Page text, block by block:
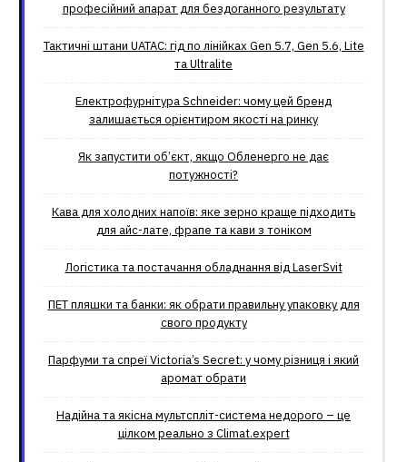
професійний апарат для бездоганного результату
Тактичні штани UATAC: гід по лінійках Gen 5.7, Gen 5.6, Lite
та Ultralite
Електрофурнітура Schneider: чому цей бренд
залишається орієнтиром якості на ринку
Як запустити об’єкт, якщо Обленерго не дає
потужності?
Кава для холодних напоїв: яке зерно краще підходить
для айс-лате, фрапе та кави з тоніком
Логістика та постачання обладнання від LaserSvit
ПЕТ пляшки та банки: як обрати правильну упаковку для
свого продукту
Парфуми та спреї Victoria’s Secret: у чому різниця і який
аромат обрати
Надійна та якісна мультспліт-система недорого – це
цілком реально з Climat.еxpert